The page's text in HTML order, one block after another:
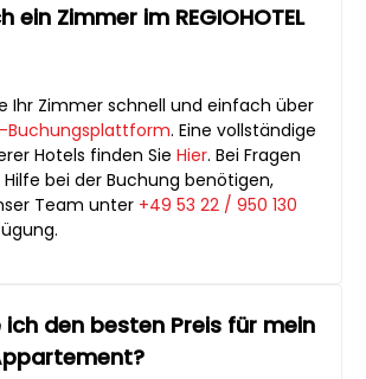
ein Zimmer im REGIOHOTEL
Ihr Zimmer schnell und einfach über
Buchungsplattform. Eine vollständige
Hotels finden Sie Hier. Bei Fragen
Hilfe bei der Buchung benötigen,
Team unter +49 53 22 / 950 130
den besten Preis für mein